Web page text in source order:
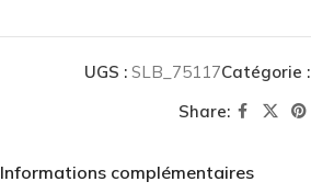
UGS : SLB_75117Catégorie :
Share:
Informations complémentaires